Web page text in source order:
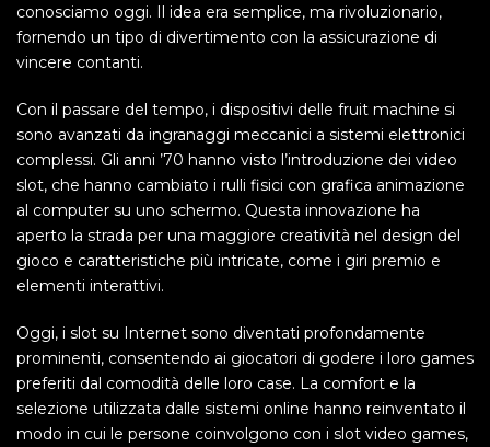
conosciamo oggi. Il idea era semplice, ma rivoluzionario,
fornendo un tipo di divertimento con la assicurazione di
vincere contanti.
Con il passare del tempo, i dispositivi delle fruit machine si
sono avanzati da ingranaggi meccanici a sistemi elettronici
complessi. Gli anni ’70 hanno visto l’introduzione dei video
slot, che hanno cambiato i rulli fisici con grafica animazione
al computer su uno schermo. Questa innovazione ha
aperto la strada per una maggiore creatività nel design del
gioco e caratteristiche più intricate, come i giri premio e
elementi interattivi.
Oggi, i slot su Internet sono diventati profondamente
prominenti, consentendo ai giocatori di godere i loro games
preferiti dal comodità delle loro case. La comfort e la
selezione utilizzata dalle sistemi online hanno reinventato il
modo in cui le persone coinvolgono con i slot video games,